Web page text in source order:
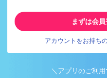
まずは会員
アカウントをお持ち
＼アプリのご利